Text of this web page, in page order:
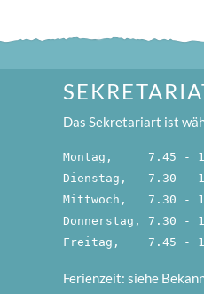
Das Sekretariart ist
Montag,     7.45 -
Dienstag,   7.30 -
Mittwoch,   7.30 -
Donnerstag, 7.30 -
Freitag,    7.45 -
Ferienzeit: siehe